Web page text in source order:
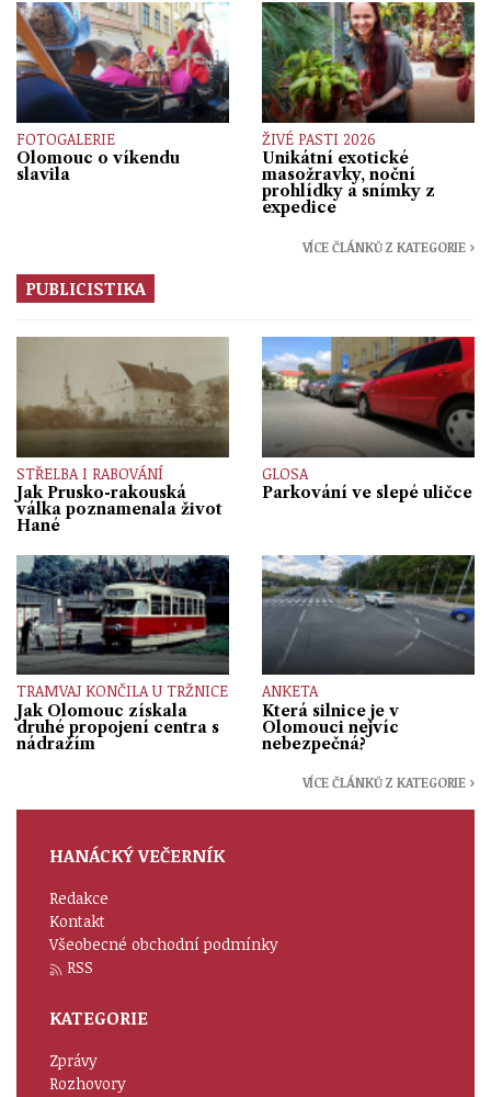
FOTOGALERIE
Olomouc o víkendu
slavila
ŽIVÉ PASTI 2026
Unikátní exotické
masožravky, noční
prohlídky a snímky z
expedice
VÍCE ČLÁNKŮ Z KATEGORIE ›
PUBLICISTIKA
STŘELBA I RABOVÁNÍ
Jak Prusko-rakouská
válka poznamenala život
Hané
GLOSA
Parkování ve slepé uličce
TRAMVAJ KONČILA U TRŽNICE
Jak Olomouc získala
druhé propojení centra s
nádražím
ANKETA
Která silnice je v
Olomouci nejvíc
nebezpečná?
VÍCE ČLÁNKŮ Z KATEGORIE ›
HANÁCKÝ VEČERNÍK
Redakce
Kontakt
Všeobecné obchodní podmínky
RSS
KATEGORIE
Zprávy
Rozhovory